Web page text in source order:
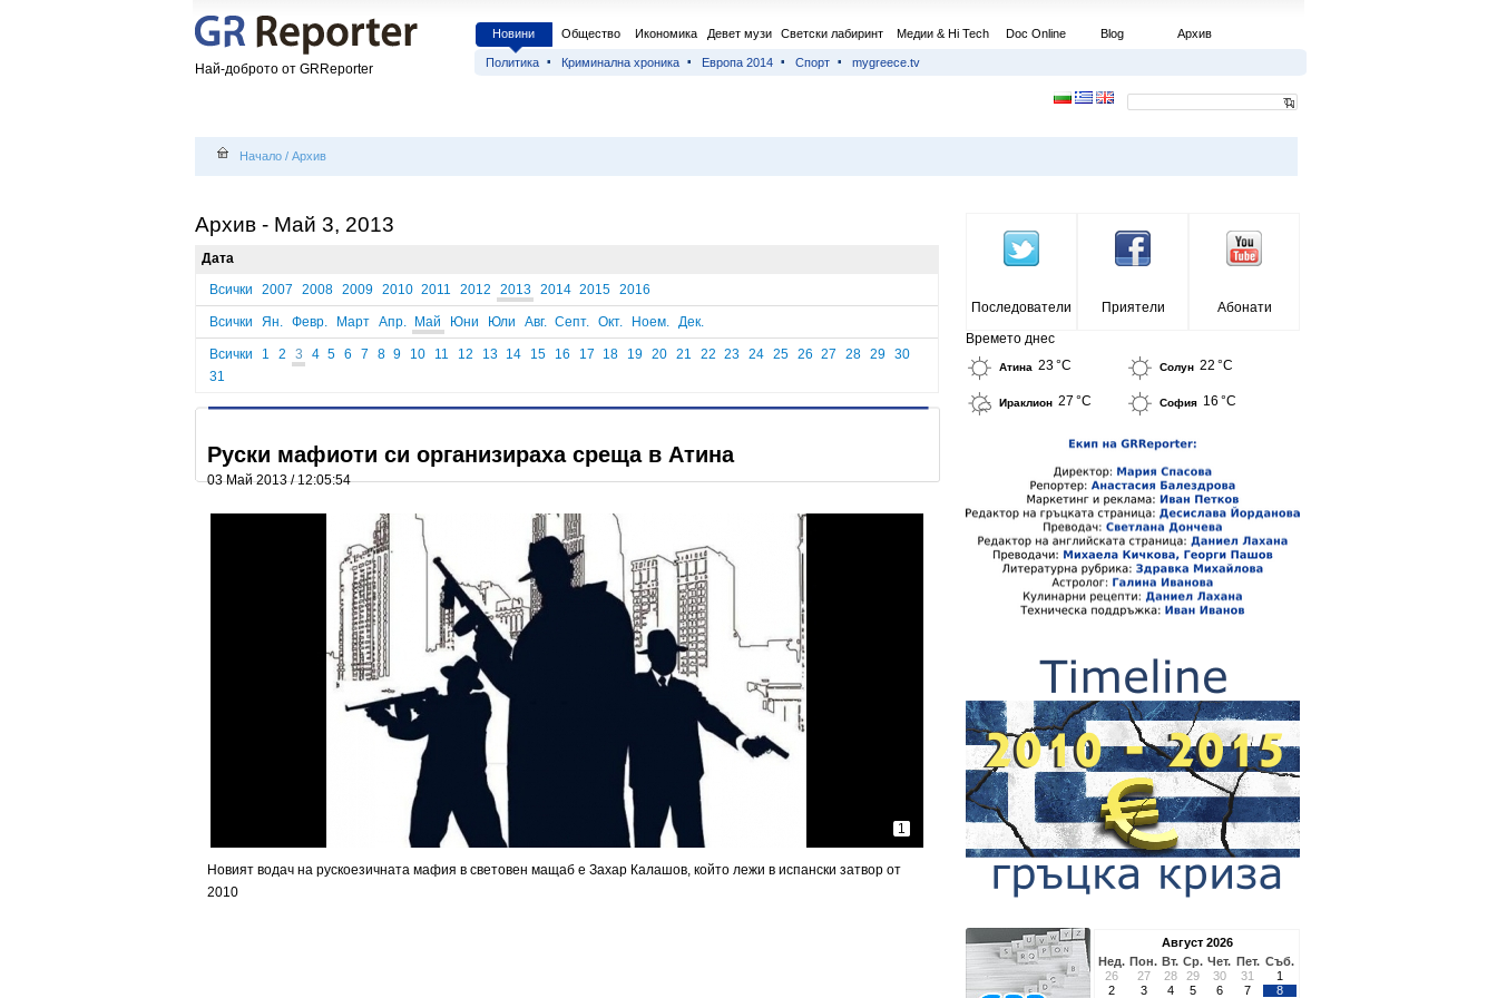
Най-доброто от GRReporter
Новини Общество Икономика Девет музи Светски лабиринт Медии & Hi Tech Doc Online Blog Архив
Политика Криминална хроника Европа 2014 Спорт mygreece.tv
Начало / Архив
Архив - Май 3, 2013
Дата
Всички
2007 2008 2009 2010 2011 2012 2013 2014 2015 2016
Всички Ян. Февр. Март Апр. Май Юни Юли Авг. Септ. Окт. Ноем. Дек.
Всички 1 2 3 4 5 6 7 8 9 10 11 12 13 14 15 16 17 18 19 20 21 22 23 24 25 26 27 28 29 30
31
Руски мафиоти си организираха среща в Атина
03 Май 2013 / 12:05:54
1
Новият водач на рускоезичната мафия в световен мащаб е Захар Калашов, който лежи в испански затвор от
2010
Последователи Приятели
Абонати
Времето днес
Атина 23 °C Солун 22 °C
Ираклион 27 °C София 16 °C
Август 2026
Нед. Пон. Вт. Ср. Чет. Пет. Съб.
26
27 28 29 30 31
1
2
3 4 5 6 7 8